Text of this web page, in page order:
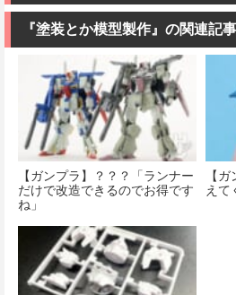
『塗装とか模型製作』の関連記事
【ガンプラ】？？？「ランナー
だけで改造できるのでお得です
ね」
【
えて